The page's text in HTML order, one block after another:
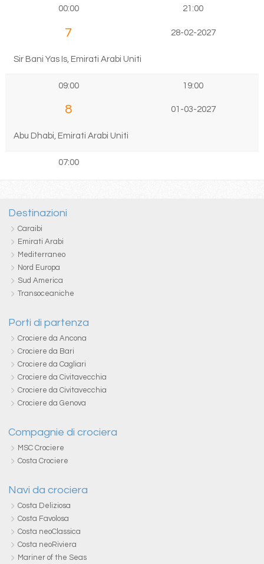
00:00 21:00
7 28-02-2027
Sir Bani Yas Is, Emirati Arabi Uniti
09:00 19:00
8 01-03-2027
Abu Dhabi, Emirati Arabi Uniti
07:00
Destinazioni
Caraibi
Emirati Arabi
Mediterraneo
Nord Europa
Sud America
Transoceaniche
Porti di partenza
Crociere da Ancona
Crociere da Bari
Crociere da Cagliari
Crociere da Civitavecchia
Crociere da Civitavecchia
Crociere da Genova
Compagnie di crociera
MSC Crociere
Costa Crociere
Navi da crociera
Costa Deliziosa
Costa Favolosa
Costa neoClassica
Costa neoRiviera
Mariner of the Seas